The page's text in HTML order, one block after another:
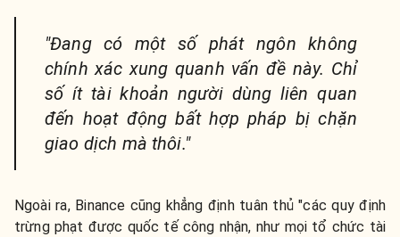
"Đang có một số phát ngôn không
chính xác xung quanh vấn đề này. Chỉ
số ít tài khoản người dùng liên quan
đến hoạt động bất hợp pháp bị chặn
giao dịch mà thôi."
Ngoài ra, Binance cũng khẳng định tuân thủ "các quy định
trừng phạt được quốc tế công nhận, như mọi tổ chức tài